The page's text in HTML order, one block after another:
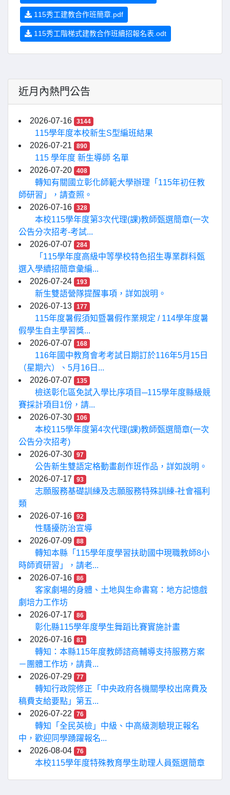
115秀工建教合作班簡章.pdf
115秀工階梯式建教合作班續招報名表.odt
近月內熱門公告
2026-07-16 3144
115學年度本校新生S型編班結果
2026-07-21
890
115 學年度 新生導師 名單
2026-07-20
408
轉知有關國立彰化師範大學辦理「115年初任教
師研習」，請查照。
2026-07-16
328
本校115學年度第3次代理(課)教師甄選簡章(一次
公告分次招考-考試...
2026-07-07
284
「115學年度高級中等學校特色招生專業群科甄
選入學續招簡章彙編...
2026-07-24
193
新生雙語營隊提醒事項，詳如說明。
2026-07-13
177
115年度暑假須知暨暑假作業規定 / 114學年度暑
假學生自主學習獎...
2026-07-07
168
116年國中教育會考考試日期訂於116年5月15日
（星期六）、5月16日...
2026-07-07
135
檢送彰化區免試入學比序項目─115學年度縣級競
賽採計項目1份，請...
2026-07-30
106
本校115學年度第4次代理(課)教師甄選簡章(一次
公告分次招考)
2026-07-30
97
公告新生雙語定格動畫創作班作品，詳如說明。
2026-07-17
93
志願服務基礎訓練及志願服務特殊訓練-社會福利
類
2026-07-16
92
性騷擾防治宣導
2026-07-09
88
轉知本縣「115學年度學習扶助國中現職教師8小
時師資研習」，請老...
2026-07-16
86
客家劇場的身體、土地與生命書寫：地方記憶戲
劇培力工作坊
2026-07-17
86
彰化縣115學年度學生舞蹈比賽實施計畫
2026-07-16
81
轉知：本縣115年度教師諮商輔導支持服務方案
－團體工作坊，請貴...
2026-07-29
77
轉知行政院修正「中央政府各機關學校出席費及
稿費支給要點」第五...
2026-07-22
76
轉知「全民英檢」中級、中高級測驗現正報名
中，歡迎同學踴躍報名...
2026-08-04
76
本校115學年度特殊教育學生助理人員甄選簡章